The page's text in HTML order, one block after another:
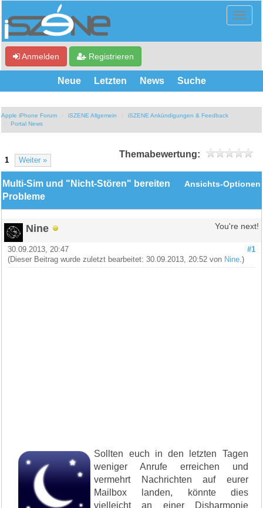
Anmelden Registrieren
Neue Letzten News Suche
Apple iPhone Forum iSZENE Allgemein
iSZENE Ankündigungen & Feedback
Portal News
1 Weiter »
Themabewertung:
Ansichts-Optionen
Multi-Sim und "Nicht-Stören" bereiten
Probleme
Nine You're next!
#1
30.09.2013, 20:47
(Dieser Beitrag wurde zuletzt bearbeitet: 30.09.2013, 20:52 von Nine .)
Sollten euch in den letzten Tagen
weniger Anrufe erreichen und
vermehrt Nachrichten auf eurer
Mailbox landen, könnte dies
vielleicht an einer Disharmonie